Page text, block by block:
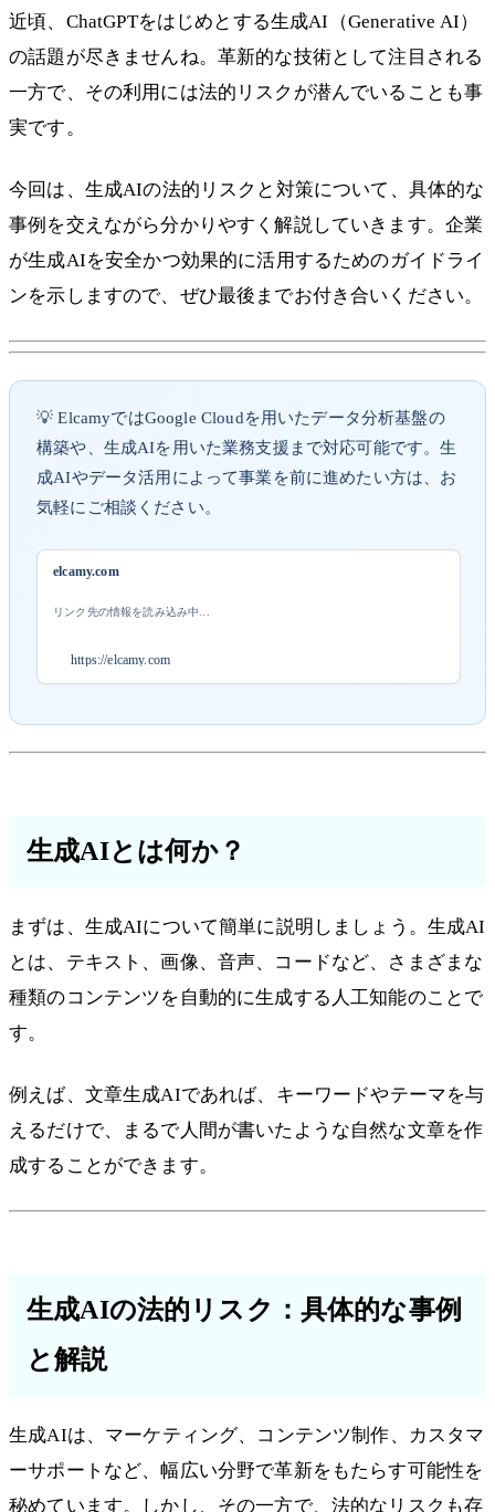
近頃、ChatGPTをはじめとする生成AI（Generative AI）
の話題が尽きませんね。革新的な技術として注目される
一方で、その利用には法的リスクが潜んでいることも事
実です。
今回は、生成AIの法的リスクと対策について、具体的な
事例を交えながら分かりやすく解説していきます。企業
が生成AIを安全かつ効果的に活用するためのガイドライ
ンを示しますので、ぜひ最後までお付き合いください。
💡 ElcamyではGoogle Cloudを用いたデータ分析基盤の
構築や、生成AIを用いた業務支援まで対応可能です。生
成AIやデータ活用によって事業を前に進めたい方は、お
気軽にご相談ください。
elcamy.com
リンク先の情報を読み込み中...
https://elcamy.com
生成AIとは何か？
まずは、生成AIについて簡単に説明しましょう。生成AI
とは、テキスト、画像、音声、コードなど、さまざまな
種類のコンテンツを自動的に生成する人工知能のことで
す。
例えば、文章生成AIであれば、キーワードやテーマを与
えるだけで、まるで人間が書いたような自然な文章を作
成することができます。
生成AIの法的リスク：具体的な事例
と解説
生成AIは、マーケティング、コンテンツ制作、カスタマ
ーサポートなど、幅広い分野で革新をもたらす可能性を
秘めています。しかし、その一方で、法的なリスクも存